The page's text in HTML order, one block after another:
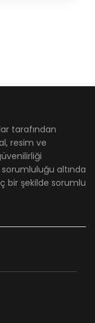
tarafından
resim ve
altında
bir şekilde sorumlu